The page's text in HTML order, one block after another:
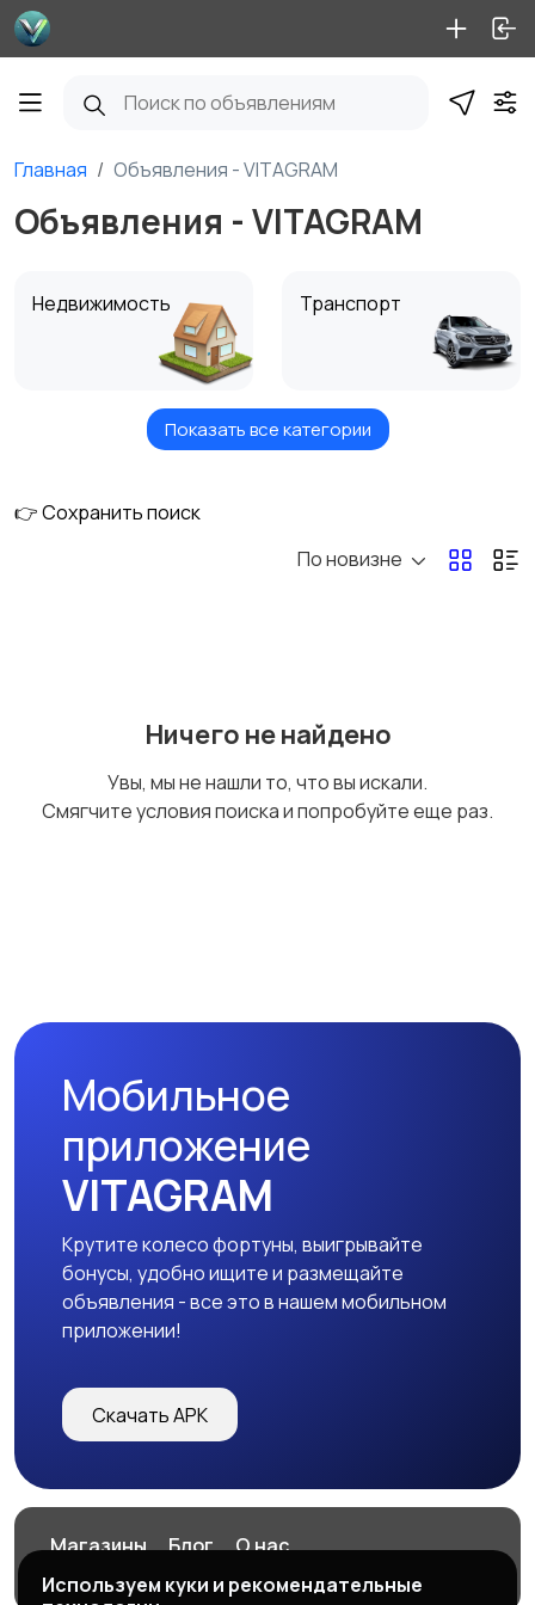
Главная Объявления - VITAGRAM
Объявления - VITAGRAM
Недвижимость Транспорт
Вакансии
Стройматериалы и
инструменты
Видеокурсы
Показать все категории
👉 Сохранить поиск
По новизне
Ничего не найдено
Увы, мы не нашли то, что вы искали.
Смягчите условия поиска и попробуйте еще раз.
Мобильное
приложение
VITAGRAM
Крутите колесо фортуны, выигрывайте
бонусы, удобно ищите и размещайте
объявления - все это в нашем мобильном
приложении!
Скачать APK
Магазины Блог
О нас
Служба поддержки
Используем куки и рекомендательные